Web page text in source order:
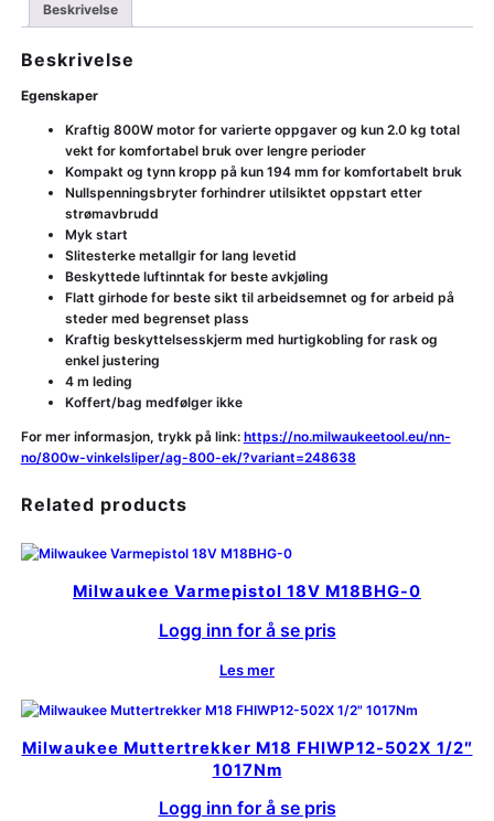
Beskrivelse
Beskrivelse
Egenskaper
Kraftig 800W motor for varierte oppgaver og kun 2.0 kg total
vekt for komfortabel bruk over lengre perioder
Kompakt og tynn kropp på kun 194 mm for komfortabelt bruk
Nullspenningsbryter forhindrer utilsiktet oppstart etter
strømavbrudd
Myk start
Slitesterke metallgir for lang levetid
Beskyttede luftinntak for beste avkjøling
Flatt girhode for beste sikt til arbeidsemnet og for arbeid på
steder med begrenset plass
Kraftig beskyttelsesskjerm med hurtigkobling for rask og
enkel justering
4 m leding
Koffert/bag medfølger ikke
For mer informasjon, trykk på link: https://no.milwaukeetool.eu/nn-
no/800w-vinkelsliper/ag-800-ek/?variant=248638
Related products
Milwaukee Varmepistol 18V M18BHG-0
Logg inn for å se pris
Les mer
Milwaukee Muttertrekker M18 FHIWP12-502X 1/2″
1017Nm
Logg inn for å se pris